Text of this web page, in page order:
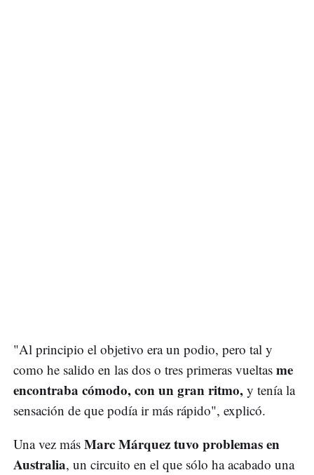
"Al principio el objetivo era un podio, pero tal y
como he salido en las dos o tres primeras vueltas me
encontraba cómodo, con un gran ritmo, y tenía la
sensación de que podía ir más rápido", explicó.
Una vez más Marc Márquez tuvo problemas en
Australia, un circuito en el que sólo ha acabado una